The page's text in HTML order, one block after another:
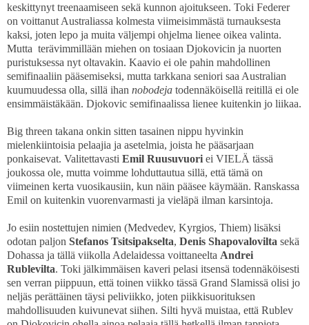
keskittynyt treenaamiseen sekä kunnon ajoitukseen. Toki Federer
on voittanut Australiassa kolmesta viimeisimmästä turnauksesta
kaksi, joten lepo ja muita väljempi ohjelma lienee oikea valinta.
Mutta terävimmillään miehen on tosiaan Djokovicin ja nuorten
puristuksessa nyt oltavakin. Kaavio ei ole pahin mahdollinen
semifinaaliin pääsemiseksi, mutta tarkkana seniori saa Australian
kuumuudessa olla, sillä ihan nobodeja todennäköisellä reitillä ei ole
ensimmäistäkään. Djokovic semifinaalissa lienee kuitenkin jo liikaa.
Big threen takana onkin sitten tasainen nippu hyvinkin
mielenkiintoisia pelaajia ja asetelmia, joista he pääsarjaan
ponkaisevat. Valitettavasti Emil Ruusuvuori ei VIELÄ tässä
joukossa ole, mutta voimme lohduttautua sillä, että tämä on
viimeinen kerta vuosikausiin, kun näin pääsee käymään. Ranskassa
Emil on kuitenkin vuorenvarmasti ja vieläpä ilman karsintoja.
Jo esiin nostettujen nimien (Medvedev, Kyrgios, Thiem) lisäksi
odotan paljon Stefanos Tsitsipakselta, Denis Shapovalovilta sekä
Dohassa ja tällä viikolla Adelaidessa voittaneelta Andrei
Rublevilta. Toki jälkimmäisen kaveri pelasi itsensä todennäköisesti
sen verran piippuun, että toinen viikko tässä Grand Slamissä olisi jo
neljäs perättäinen täysi peliviikko, joten piikkisuorituksen
mahdollisuuden kuivunevat siihen. Silti hyvä muistaa, että Rublev